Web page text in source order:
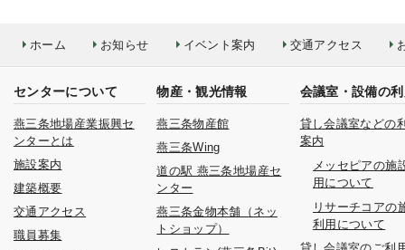
ホーム お知らせ イベント案内 交通アクセス
センターについて
燕三条地場産業振興セ
ンターとは
施設案内
建築概要
交通アクセス
職員募集
物産・観光情報
燕三条物産館
燕三条Wing
道の駅 燕三条地場産セ
ンター
燕三条金物本舗（ネッ
トショップ）
会議室・設備の
貸し会議室などの
案内
メッセピアの施
用について
リサーチコアの
利用について